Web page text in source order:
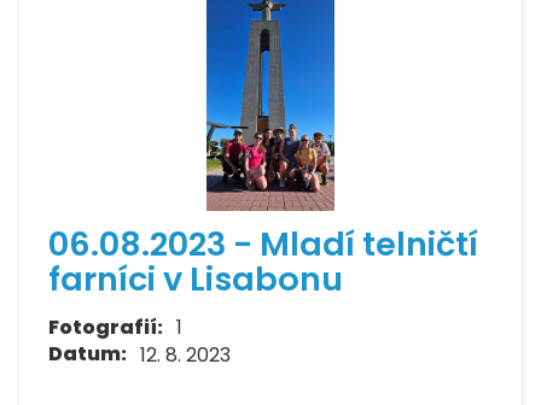
06.08.2023 - Mladí telničtí
farníci v Lisabonu
Fotografií: 1
Datum: 12. 8. 2023